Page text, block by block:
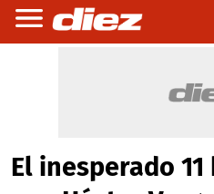
El inesperado